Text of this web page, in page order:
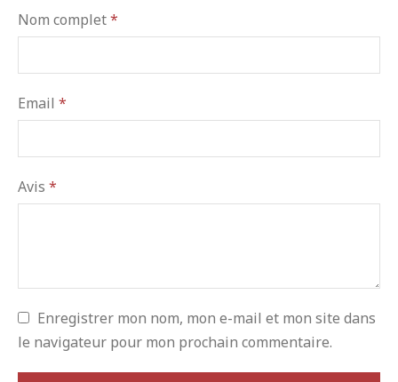
Nom complet*
Email *
Avis *
Enregistrer mon nom, mon e-mail et mon site dans
le navigateur pour mon prochain commentaire.